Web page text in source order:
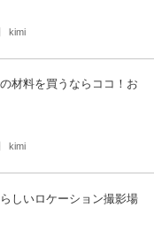
kimi
材料を買うならココ！お
kimi
しいロケーション撮影場